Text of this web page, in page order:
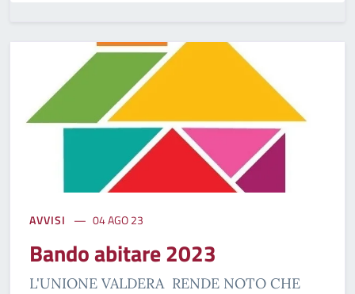
AVVISI 04 AGO 23
Bando abitare 2023
L'UNIONE VALDERA RENDE NOTO CHE